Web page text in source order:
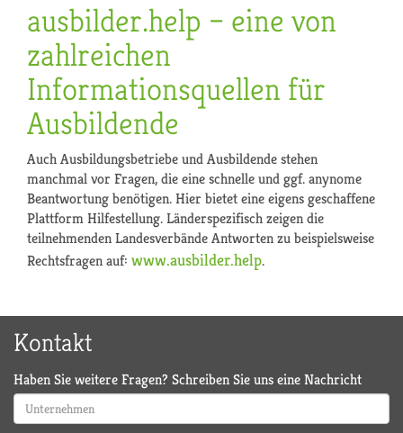
ausbilder.help – eine von
zahlreichen
Informationsquellen für
Ausbildende
Auch Ausbildungsbetriebe und Ausbildende stehen
manchmal vor Fragen, die eine schnelle und ggf. anynome
Beantwortung benötigen. Hier bietet eine eigens geschaffene
Plattform Hilfestellung. Länderspezifisch zeigen die
teilnehmenden Landesverbände Antworten zu beispielsweise
Rechtsfragen auf: www.ausbilder.help.
Kontakt
Haben Sie weitere Fragen? Schreiben Sie uns eine Nachricht